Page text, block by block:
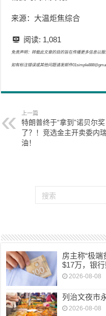
来源：大温炬焦综合
阅读: 1,081
免责声明：转载此文章的目的旨在传播更多信息以
如有标注错误或其他问题请发邮件
上一篇
特朗普终于“拿到”诺贝尔奖
了？！竞选金主开卖委内
油！
房主称“极
$17万，银
2026-08-08
列治文夜市
2026-08-08